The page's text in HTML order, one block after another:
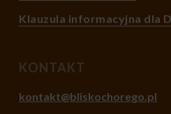
Klauzula informacyjna dla
KONTAKT
kontakt@bliskochorego.pl